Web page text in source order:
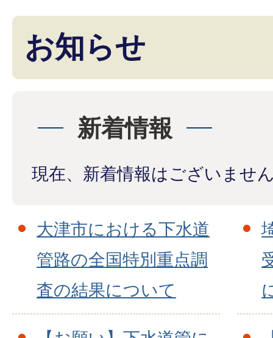
お知らせ
新着情報
現在、新着情報はございませ
大津市における下水道
管路の全国特別重点調
査の結果について